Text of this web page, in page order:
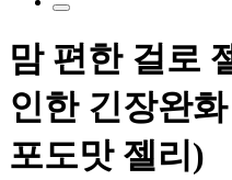
맘 편한 걸로
인한 긴장완
포도맛 젤리)